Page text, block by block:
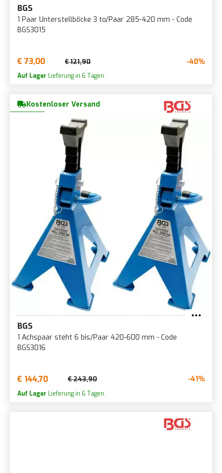
BGS
1 Paar Unterstellböcke 3 to/Paar 285-420 mm - Code
BGS3015
€ 73,00 € 121,90 -40%
Auf Lager Lieferung in 6 Tagen.
Kostenloser Versand
BGS
1 Achspaar steht 6 bis/Paar 420-600 mm - Code
BGS3016
€ 144,70 € 243,90 -41%
Auf Lager Lieferung in 6 Tagen.